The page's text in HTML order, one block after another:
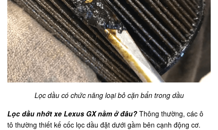
Lọc dầu có chức năng loại bỏ cặn bẩn trong dầu
Lọc dầu nhớt xe Lexus GX nằm ở đâu? Thông thường, các ô
tô thường thiết kế cốc lọc dầu đặt dưới gầm bên cạnh động cơ.